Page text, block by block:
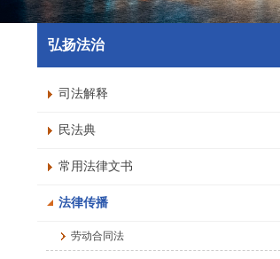
弘扬法治
司法解释
民法典
常用法律文书
法律传播
劳动合同法